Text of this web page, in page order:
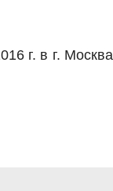
г. в г.